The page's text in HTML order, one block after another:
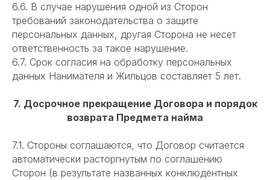
6.6. В случае нарушения одной из Сторон
требований законодательства о защите
персональных данных, другая Сторона не несет
ответственность за такое нарушение.
6.7. Срок согласия на обработку персональных
данных Нанимателя и Жильцов составляет 5 лет.
7. Досрочное прекращение Договора и порядок
возврата Предмета найма
7.1. Стороны соглашаются, что Договор считается
автоматически расторгнутым по соглашению
Сторон (в результате названных конклюдентных